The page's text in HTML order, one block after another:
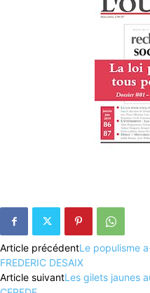
Article précédentLe populisme
FREDERIC DESAIX
Article suivantLes gilets jaunes